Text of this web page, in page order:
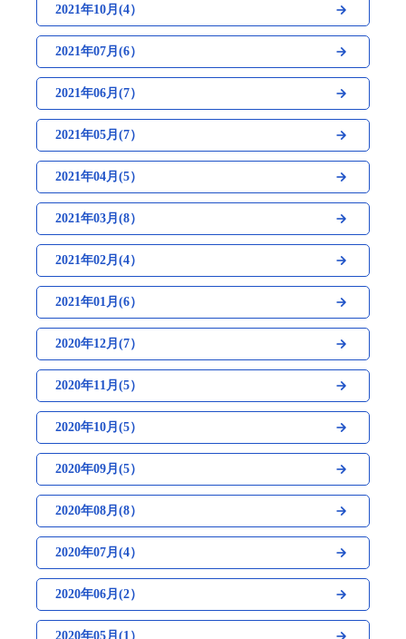
2021年10月(4）
2021年07月(6）
2021年06月(7）
2021年05月(7）
2021年04月(5）
2021年03月(8）
2021年02月(4）
2021年01月(6）
2020年12月(7）
2020年11月(5）
2020年10月(5）
2020年09月(5）
2020年08月(8）
2020年07月(4）
2020年06月(2）
2020年05月(1）